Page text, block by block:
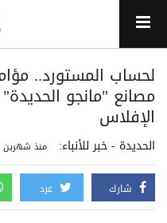
لحساب المستورد..
مصانع "مانجو
الإفلاس
الحديدة - خبر للأنباء: منذ شهرين
شارك غرد